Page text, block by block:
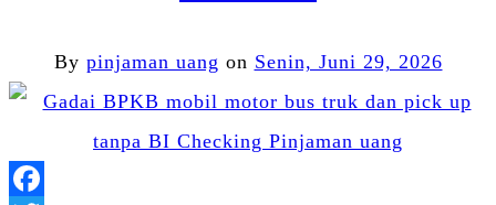
By pinjaman uang on Senin, Juni 29, 2026